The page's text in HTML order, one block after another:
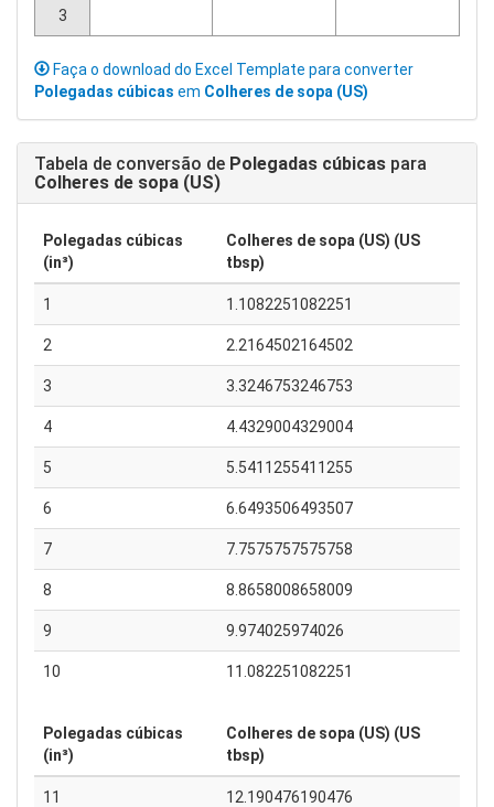
3
Faça o download do Excel Template para converter
Polegadas cúbicas em Colheres de sopa (US)
Tabela de conversão de Polegadas cúbicas para
Colheres de sopa (US)
Polegadas cúbicas
(in³)
Colheres de sopa (US) (US
tbsp)
1 1.1082251082251
2 2.2164502164502
3 3.3246753246753
4 4.4329004329004
5 5.5411255411255
6 6.6493506493507
7 7.7575757575758
8 8.8658008658009
9 9.974025974026
10 11.082251082251
Polegadas cúbicas
(in³)
Colheres de sopa (US) (US
tbsp)
11 12.190476190476